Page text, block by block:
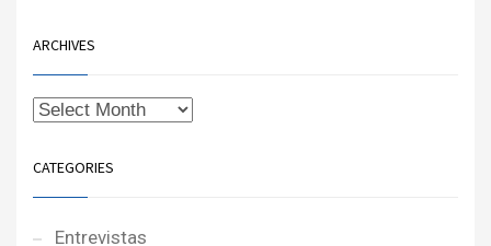
ARCHIVES
CATEGORIES
Entrevistas